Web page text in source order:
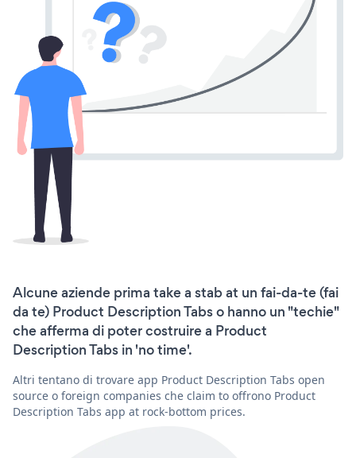
Alcune aziende prima take a stab at un fai-da-te (fai
da te) Product Description Tabs o hanno un "techie"
che afferma di poter costruire a Product
Description Tabs in 'no time'.
Altri tentano di trovare app Product Description Tabs open
source o foreign companies che claim to offrono Product
Description Tabs app at rock-bottom prices.